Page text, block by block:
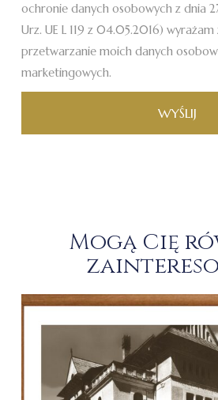
ochronie danych osobowych z dnia
Urz. UE L 119 z 04.05.2016)
przetwarzanie moich danych
marketingowych.
WYŚLIJ
Mogą Cię